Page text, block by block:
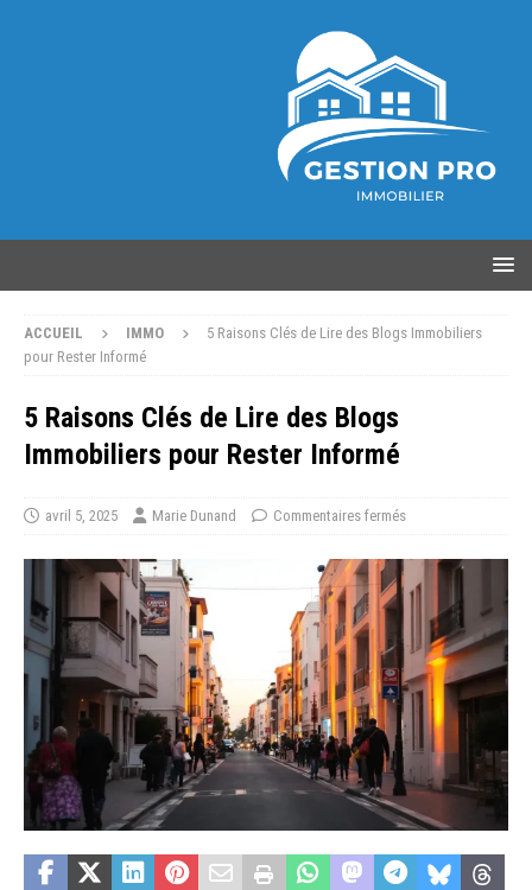
ACCUEIL IMMO
5 Raisons Clés de Lire des Blogs Immobiliers
pour Rester Informé
5 Raisons Clés de Lire des Blogs
Immobiliers pour Rester Informé
avril 5, 2025 Marie Dunand Commentaires fermés